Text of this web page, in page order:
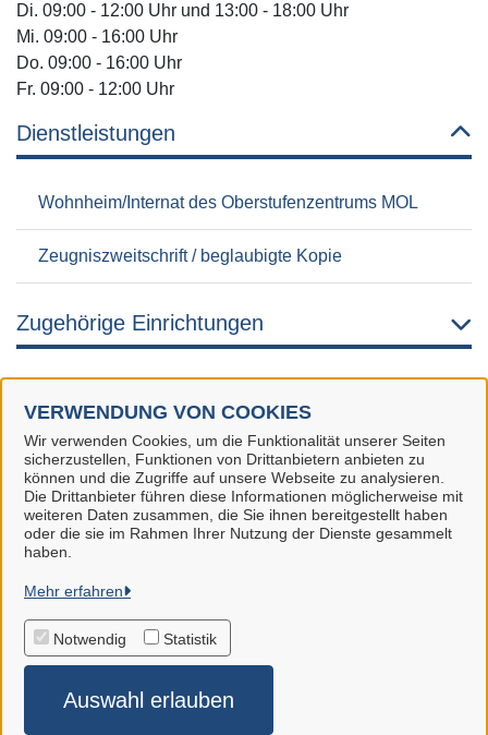
VERWENDUNG VON COOKIES
Wir verwenden Cookies, um die Funktionalität unserer Seiten
sicherzustellen, Funktionen von Drittanbietern anbieten zu
können und die Zugriffe auf unsere Webseite zu analysieren.
Die Drittanbieter führen diese Informationen möglicherweise mit
weiteren Daten zusammen, die Sie ihnen bereitgestellt haben
oder die sie im Rahmen Ihrer Nutzung der Dienste gesammelt
haben.
Mehr erfahren
Notwendig Statistik
Auswahl erlauben
Di. 09:00 - 12:00 Uhr und 13:00 - 18:00 Uhr
Mi. 09:00 - 16:00 Uhr
Do. 09:00 - 16:00 Uhr
Fr. 09:00 - 12:00 Uhr
Dienstleistungen
Wohnheim/Internat des Oberstufenzentrums MOL
Zeugniszweitschrift / beglaubigte Kopie
Zugehörige Einrichtungen
Landkreis Märkisch-Oderland
Alle Rechte vorbehalten
Impressum